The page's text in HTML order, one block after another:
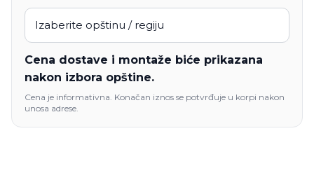
Cena dostave i montaže biće prikazana
nakon izbora opštine.
Cena je informativna. Konačan iznos se potvrđuje u korpi nakon
unosa adrese.